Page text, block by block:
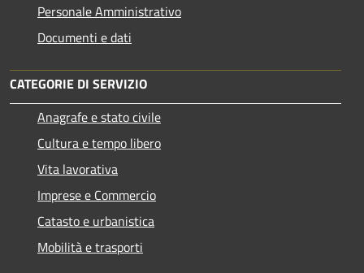
Personale Amministrativo
Documenti e dati
CATEGORIE DI SERVIZIO
Anagrafe e stato civile
Cultura e tempo libero
Vita lavorativa
Imprese e Commercio
Catasto e urbanistica
Mobilità e trasporti